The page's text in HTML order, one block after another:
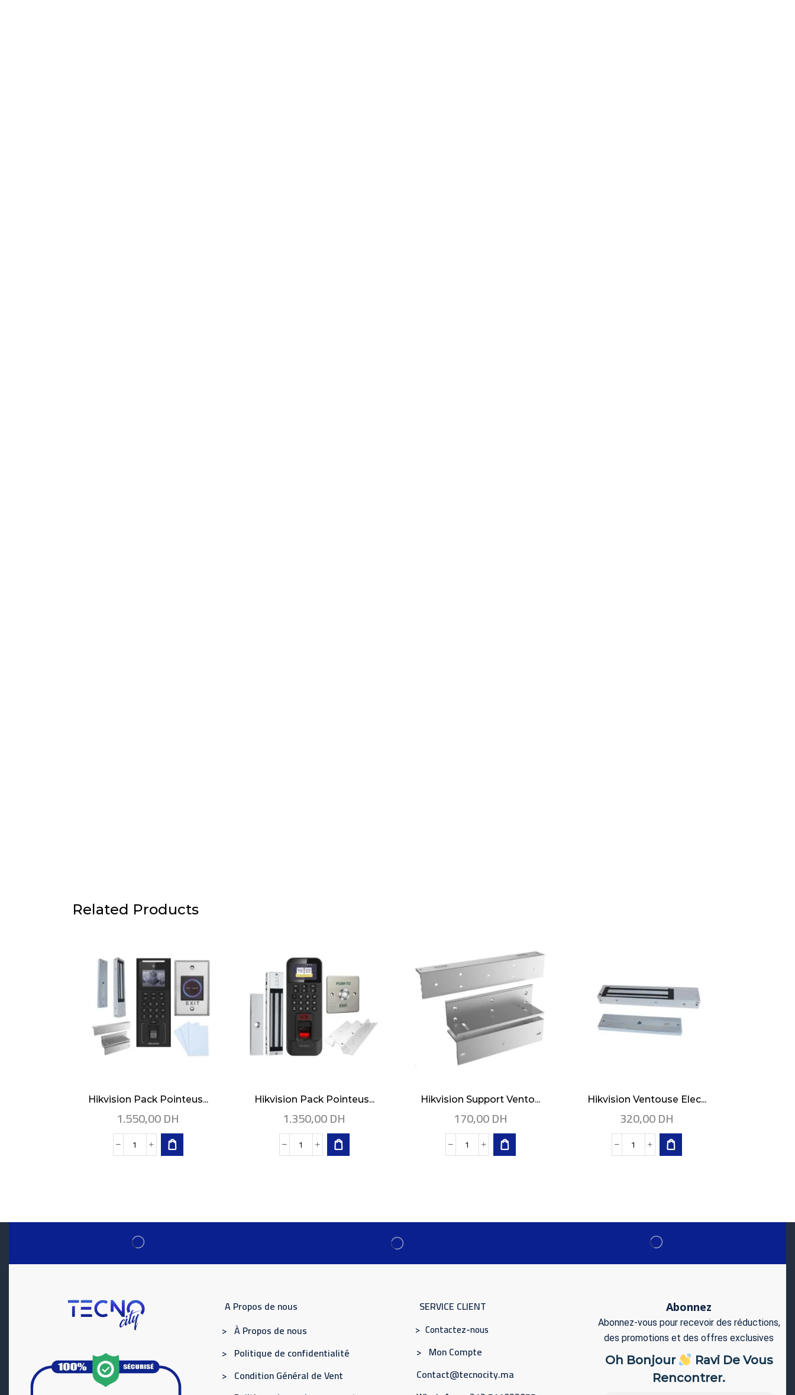
Related Products
Hikvision Pack Pointeus...
1.550,00DH
Hikvision Pack Pointeus...
1.350,00DH
Hikvision Support Vento...
170,00DH
Hikvision Ventouse Elec...
320,00DH
A Propos de nous
> À Propos de nous
> Politique de confidentialité
> Condition Général de Vent
SERVICE CLIENT
> Contactez-nous
> Mon Compte
Contact@tecnocity.ma
Abonnez
Abonnez-vous pour recevoir des réductions,
des promotions et des offres exclusives
Oh Bonjour
Ravi De Vous
Rencontrer.